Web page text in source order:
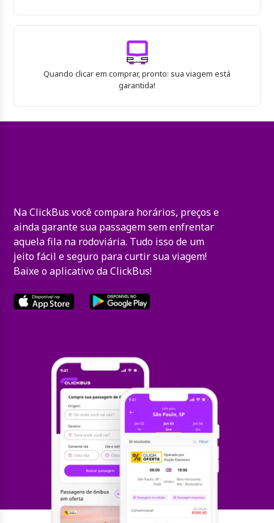
Quando clicar em comprar, pronto: sua viagem está
garantida!
Na ClickBus você compara horários, preços e
ainda garante sua passagem sem enfrentar
aquela fila na rodoviária. Tudo isso de um
jeito fácil e seguro para curtir sua viagem!
Baixe o aplicativo da ClickBus!